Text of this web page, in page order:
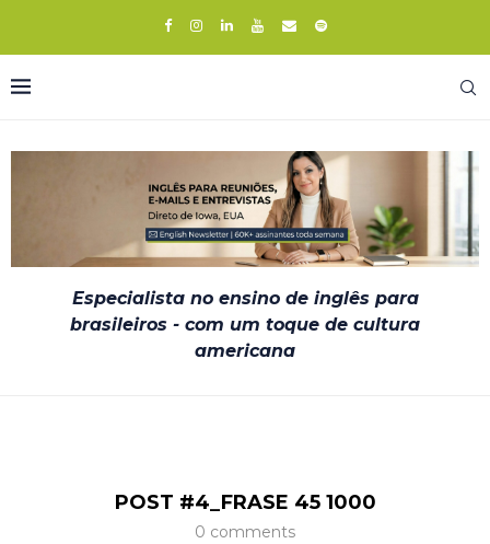
Especialista no ensino de inglês para
brasileiros - com um toque de cultura
americana
POST #4_FRASE 45 1000
0 comments